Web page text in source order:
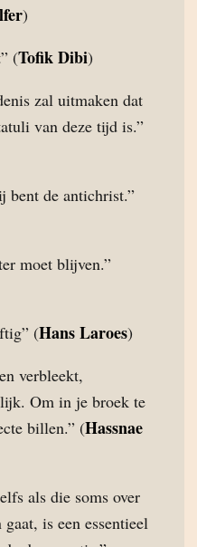
)
(Tofik Dibi)
zal uitmaken dat
van deze tijd is.”
bent de antichrist.”
moet blijven.”
(Hans Laroes)
verbleekt,
Om in je broek te
billen.” (Hassnae
als die soms over
is een essentieel